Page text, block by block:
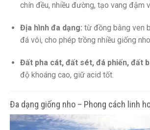
chín đều, nhiều đường, tạo vang đậm
Địa hình đa dạng: từ đồng bằng ven
đá vôi, cho phép trồng nhiều giống nho
Đất pha cát, đất sét, đá phiến, đất
độ khoáng cao, giữ acid tốt.
Đa dạng giống nho – Phong cách linh